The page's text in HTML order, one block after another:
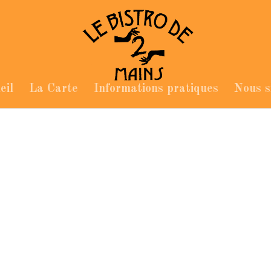
La Carte Informations pratiques Nous